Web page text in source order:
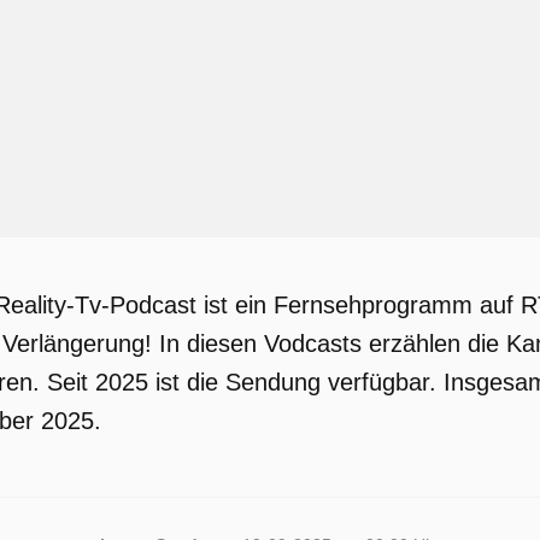
Tv-Podcast ist ein Fernsehprogramm auf
In diesen Vodcasts erzählen die
Seit 2025 ist die Sendung verfügbar.
2025.